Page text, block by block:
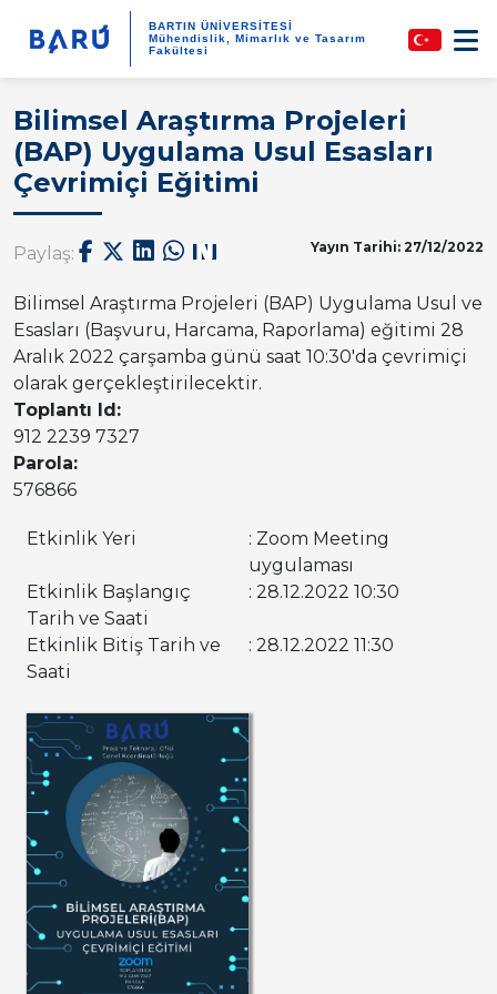
BARTIN ÜNİVERSİTESİ
Mühendislik, Mimarlık ve Tasarım
Fakültesi
Bilimsel Araştırma Projeleri
(BAP) Uygulama Usul Esasları
Çevrimiçi Eğitimi
Paylaş: Yayın Tarihi: 27/12/2022
Bilimsel Araştırma Projeleri (BAP) Uygulama Usul ve
Esasları (Başvuru, Harcama, Raporlama) eğitimi 28
Aralık 2022 çarşamba günü saat 10:30'da çevrimiçi
olarak gerçekleştirilecektir.
Toplantı Id:
912 2239 7327
Parola:
576866
Etkinlik Yeri
: Zoom Meeting
uygulaması
Etkinlik Başlangıç
Tarih ve Saati
: 28.12.2022 10:30
Etkinlik Bitiş Tarih ve
Saati
: 28.12.2022 11:30